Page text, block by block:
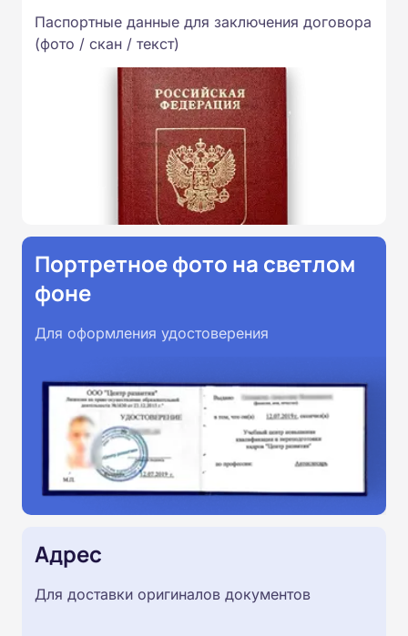
Паспортные данные для заключения договора
(фото / скан / текст)
Портретное фото на светлом
фоне
Для оформления удостоверения
Адрес
Для доставки оригиналов документов